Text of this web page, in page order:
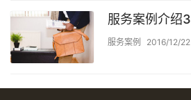
服务案例介绍3
服务案例 2016/12/22